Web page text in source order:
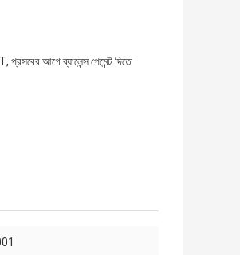
আগে ব্যালেন্স পেমেন্ট দিতে